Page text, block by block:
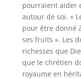
pourraient aider
autour de soi. «
pour être donné
ses fruits ». Les
richesses que
que le chrétien
royaume en